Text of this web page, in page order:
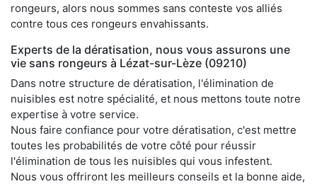
rongeurs, alors nous sommes sans conteste vos alliés
contre tous ces rongeurs envahissants.
Experts de la dératisation, nous vous assurons une
vie sans rongeurs à Lézat-sur-Lèze (09210)
Dans notre structure de dératisation, l'élimination de
nuisibles est notre spécialité, et nous mettons toute notre
expertise à votre service.
Nous faire confiance pour votre dératisation, c'est mettre
toutes les probabilités de votre côté pour réussir
l'élimination de tous les nuisibles qui vous infestent.
Nous vous offriront les meilleurs conseils et la bonne aide,